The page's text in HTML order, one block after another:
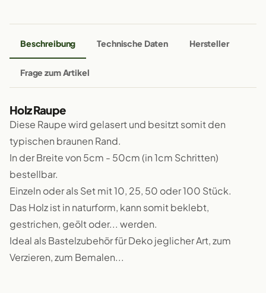
Beschreibung Technische Daten Hersteller
Frage zum Artikel
Holz Raupe
Diese Raupe wird gelasert und besitzt somit den
typischen braunen Rand.
In der Breite von 5cm - 50cm (in 1cm Schritten)
bestellbar.
Einzeln oder als Set mit 10, 25, 50 oder 100 Stück.
Das Holz ist in naturform, kann somit beklebt,
gestrichen, geölt oder... werden.
Ideal als Bastelzubehör für Deko jeglicher Art, zum
Verzieren, zum Bemalen...